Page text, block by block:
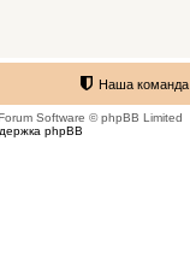
Наша команда
Software © phpBB Limited
phpBB